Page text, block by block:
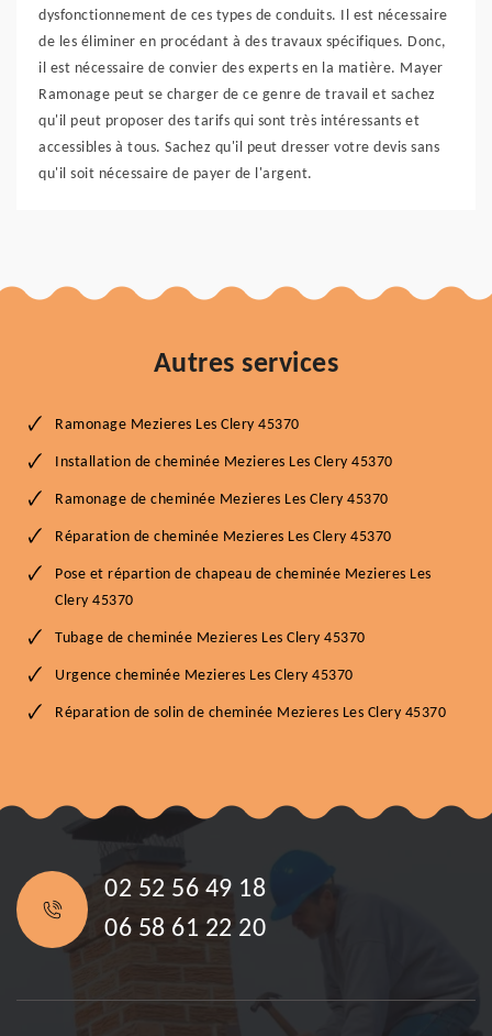
dysfonctionnement de ces types de conduits. Il est nécessaire
de les éliminer en procédant à des travaux spécifiques. Donc,
il est nécessaire de convier des experts en la matière. Mayer
Ramonage peut se charger de ce genre de travail et sachez
qu'il peut proposer des tarifs qui sont très intéressants et
accessibles à tous. Sachez qu'il peut dresser votre devis sans
qu'il soit nécessaire de payer de l'argent.
Autres services
Ramonage Mezieres Les Clery 45370
Installation de cheminée Mezieres Les Clery 45370
Ramonage de cheminée Mezieres Les Clery 45370
Réparation de cheminée Mezieres Les Clery 45370
Pose et répartion de chapeau de cheminée Mezieres Les
Clery 45370
Tubage de cheminée Mezieres Les Clery 45370
Urgence cheminée Mezieres Les Clery 45370
Réparation de solin de cheminée Mezieres Les Clery 45370
02 52 56 49 18
06 58 61 22 20